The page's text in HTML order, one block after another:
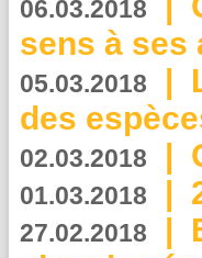
06.03.2018
sens à ses
05.03.2018 |
des
02.03.2018 |
01.03.2018 |
27.02.2018 |